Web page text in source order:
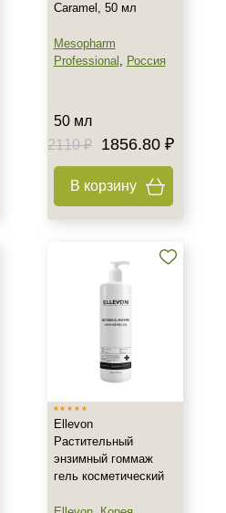
Caramel, 50 мл
Mesopharm
Professional , Россия
50 мл
2110 ₽
1856.80 ₽
В корзину
Ellevon
Растительный
энзимный гоммаж
гель косметический